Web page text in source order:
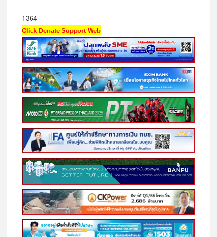
1364
Click Donate Support Web